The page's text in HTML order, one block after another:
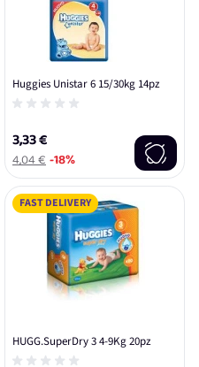
Huggies Unistar 6 15/30kg 14pz
3,33 €
4,04 €-18%
FAST DELIVERY
HUGG.SuperDry 3 4-9Kg 20pz